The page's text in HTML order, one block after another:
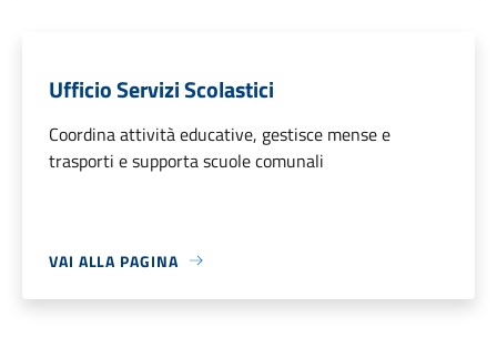
Ufficio Servizi Scolastici
Coordina attività educative, gestisce mense e
trasporti e supporta scuole comunali
VAI ALLA PAGINA